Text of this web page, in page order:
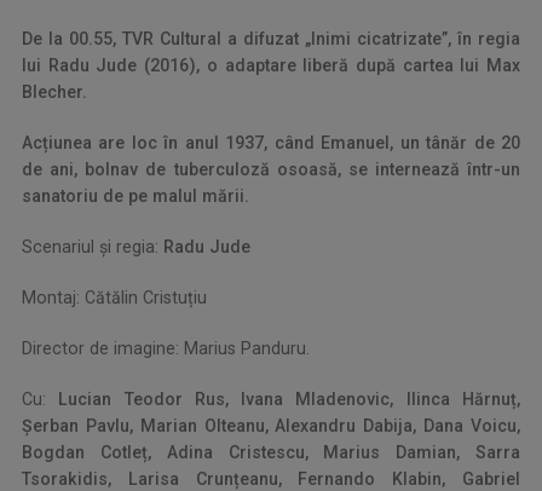
De la 00.55, TVR Cultural a difuzat „Inimi cicatrizate”, în regia
lui Radu Jude (2016), o adaptare liberă după cartea lui Max
Blecher.
Acțiunea are loc în anul 1937, când
Emanuel, un tânăr de 20
de ani, bolnav de tuberculoză osoasă, se internează într-un
sanatoriu de pe malul mării.
Scenariul și regia: Radu Jude
Montaj: Cătălin Cristuțiu
Director de imagine: Marius Panduru.
Cu:
Lucian Teodor Rus, Ivana Mladenovic, Ilinca Hărnuț,
Șerban Pavlu, Marian Olteanu, Alexandru Dabija, Dana Voicu,
Bogdan Cotleț, Adina Cristescu, Marius Damian, Sarra
Tsorakidis, Larisa Crunțeanu, Fernando Klabin, Gabriel